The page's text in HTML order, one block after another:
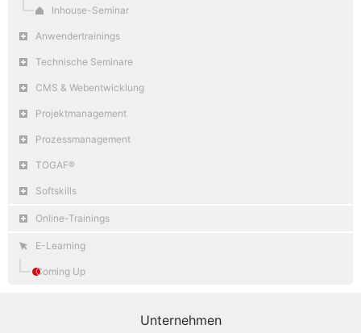
Inhouse-Seminar
Anwendertrainings
Technische Seminare
CMS & Webentwicklung
Projektmanagement
Prozessmanagement
TOGAF®
Softskills
Online-Trainings
E-Learning
Coming Up
Unternehmen